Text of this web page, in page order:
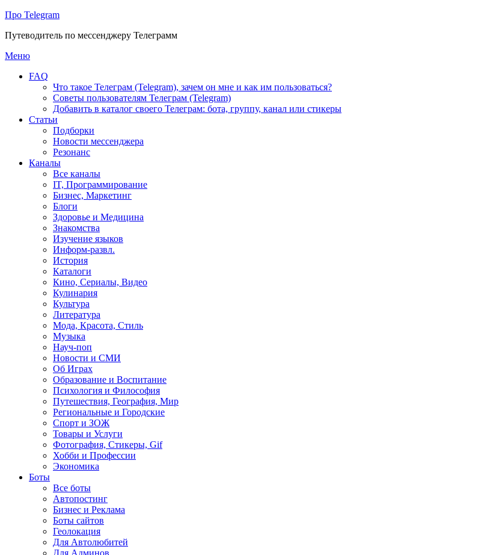
Про Telegram
Путеводитель по мессенджеру Телеграмм
Перейти
содержимому
Меню
FAQ
Что такое Телеграм (Telegram), зачем он мне и как им пользоваться?
Советы пользователям Телеграм (Telegram)
Добавить в каталог своего Телеграм: бота, группу, канал или стикеры
Статьи
Подборки
Новости мессенджера
Резонанс
Каналы
Все каналы
IT, Программирование
Бизнес, Маркетинг
Блоги
Здоровье и Медицина
Знакомства
Изучение языков
Информ-развл.
История
Каталоги
Кино, Сериалы, Видео
Кулинария
Культура
Литература
Мода, Красота, Стиль
Музыка
Науч-поп
Новости и СМИ
Об Играх
Образование и Воспитание
Психология и Философия
Путешествия, География, Мир
Региональные и Городские
Спорт и ЗОЖ
Товары и Услуги
Фотография, Стикеры, Gif
Хобби и Профессии
Экономика
Боты
Все боты
Автопостинг
Бизнес и Реклама
Боты сайтов
Геолокация
Для Автолюбитей
Для Админов